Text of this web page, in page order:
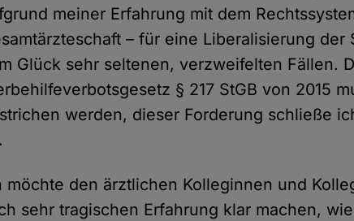
meiner Erfahrung mit dem
– für eine Liberalisierung der
Glück sehr seltenen, verzweifelten Fällen.
§ 217 StGB von 2015
werden, dieser Forderung schließe
möchte den ärztlichen Kolleginnen und
sehr tragischen Erfahrung klar machen,